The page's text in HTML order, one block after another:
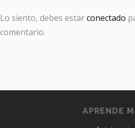
Lo siento, debes estarconectado
comentario.
APRENDE